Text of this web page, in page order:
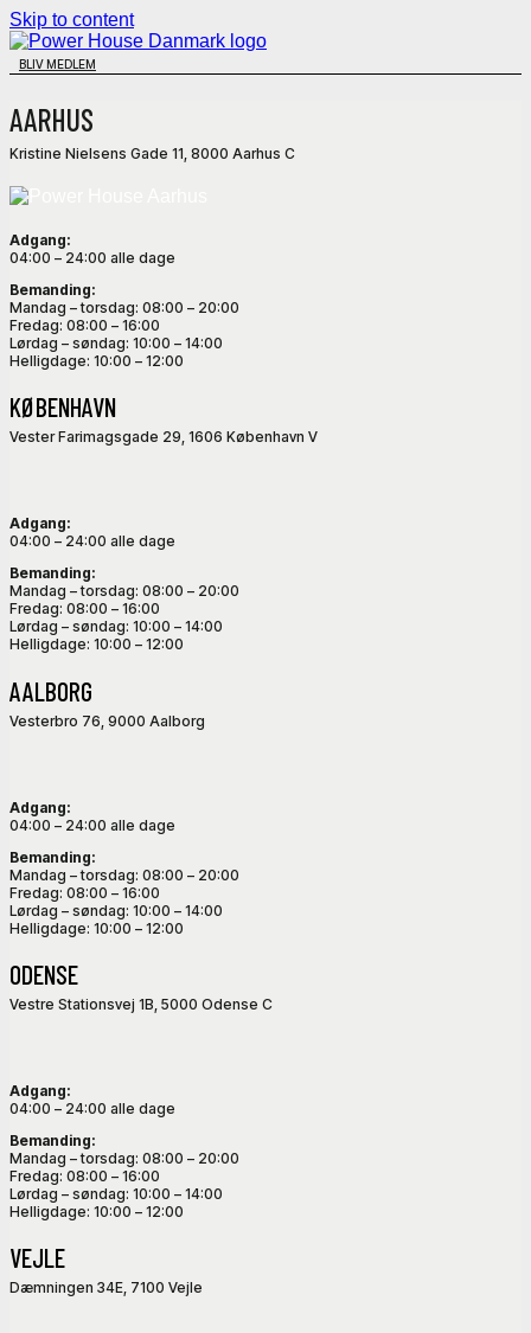
Skip to content
BLIV MEDLEM
AARHUS
Kristine Nielsens Gade 11, 8000 Aarhus C
Adgang:
04:00 – 24:00 alle dage
Bemanding:
Mandag – torsdag: 08:00 – 20:00
Fredag: 08:00 – 16:00
Lørdag – søndag: 10:00 – 14:00
Helligdage: 10:00 – 12:00
KØBENHAVN
Vester Farimagsgade 29, 1606 København V
Adgang:
04:00 – 24:00 alle dage
Bemanding:
Mandag – torsdag: 08:00 – 20:00
Fredag: 08:00 – 16:00
Lørdag – søndag: 10:00 – 14:00
Helligdage: 10:00 – 12:00
AALBORG
Vesterbro 76, 9000 Aalborg
Adgang:
04:00 – 24:00 alle dage
Bemanding:
Mandag – torsdag: 08:00 – 20:00
Fredag: 08:00 – 16:00
Lørdag – søndag: 10:00 – 14:00
Helligdage: 10:00 – 12:00
ODENSE
Vestre Stationsvej 1B, 5000 Odense C
Adgang:
04:00 – 24:00 alle dage
Bemanding:
Mandag – torsdag: 08:00 – 20:00
Fredag: 08:00 – 16:00
Lørdag – søndag: 10:00 – 14:00
Helligdage: 10:00 – 12:00
VEJLE
Dæmningen 34E, 7100 Vejle